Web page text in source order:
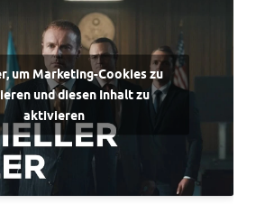
um Marketing-Cookies zu
und diesen Inhalt zu
aktivieren